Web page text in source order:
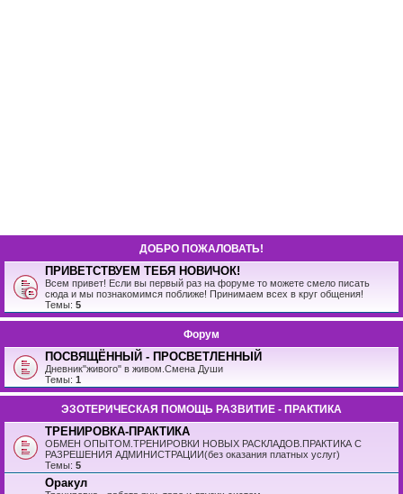
ДОБРО ПОЖАЛОВАТЬ!
ПРИВЕТСТВУЕМ ТЕБЯ НОВИЧОК!
Всем привет! Если вы первый раз на форуме то можете смело писать
сюда и мы познакомимся поближе! Принимаем всех в круг общения!
Темы: 5
Форум
ПОСВЯЩЁННЫЙ - ПРОСВЕТЛЕННЫЙ
Дневник"живого" в живом.Смена Души
Темы: 1
ЭЗОТЕРИЧЕСКАЯ ПОМОЩЬ РАЗВИТИЕ - ПРАКТИКА
ТРЕНИРОВКА-ПРАКТИКА
ОБМЕН ОПЫТОМ.ТРЕНИРОВКИ НОВЫХ РАСКЛАДОВ.ПРАКТИКА С
РАЗРЕШЕНИЯ АДМИНИСТРАЦИИ(без оказания платных услуг)
Темы: 5
Оракул